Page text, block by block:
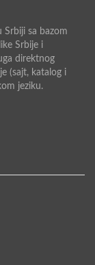
Srbiji sa bazom
Srbije i
direktnog
(sajt, katalog i
jeziku.